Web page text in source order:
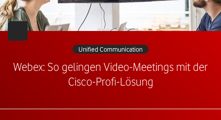
Unified Communication
Webex: So gelingen Video-Meetings mit der
Cisco-Profi-Lösung